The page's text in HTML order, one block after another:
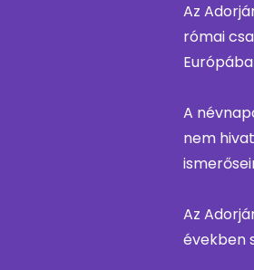
Az
római
A
nem
Az
években